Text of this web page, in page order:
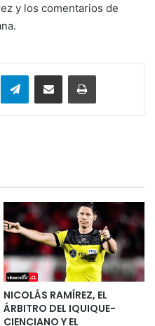
y los comentarios de
TelegramEnviar vía email Imprimir
NICOLÁS RAMÍREZ, EL
ÁRBITRO DEL IQUIQUE-
CIENCIANO Y EL